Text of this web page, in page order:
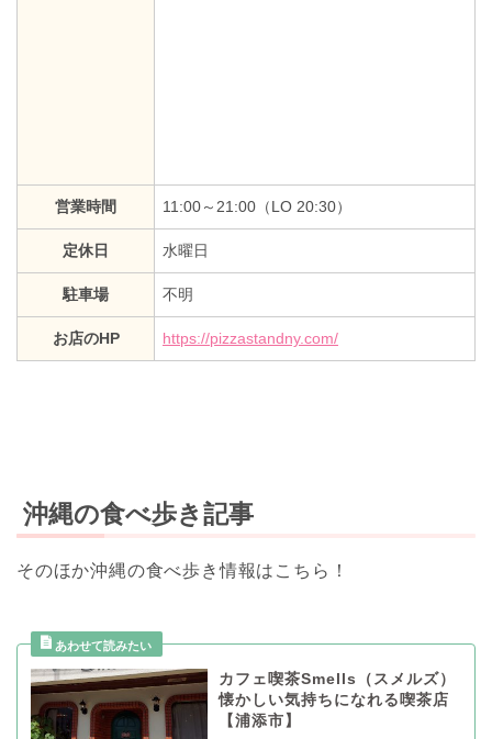
営業時間 11:00～21:00（LO 20:30）
定休日 水曜日
駐車場 不明
お店のHP https://pizzastandny.com/
沖縄の食べ歩き記事
そのほか沖縄の食べ歩き情報はこちら！
カフェ喫茶Smells（スメルズ）
懐かしい気持ちになれる喫茶店
【浦添市】